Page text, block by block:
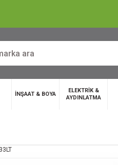
İNŞAAT & BOYA
ELEKTRİK &
AYDINLATMA